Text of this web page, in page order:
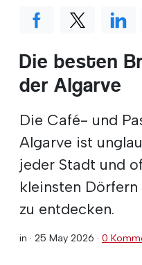
Die besten
der Algarve
Die Café- und
Algarve ist
jeder Stadt und
kleinsten
zu entdecken.
in · 25 May 2026 · 0